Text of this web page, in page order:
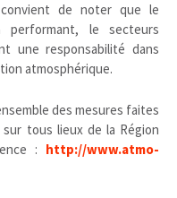
de noter que le
performant, le secteurs
une responsabilité dans
atmosphérique.
des mesures faites
sur tous lieux de la Région
: http://www.atmo-